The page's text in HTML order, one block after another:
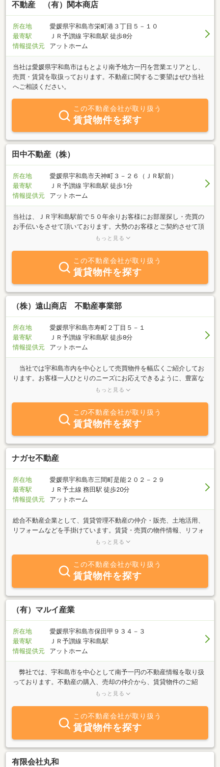
日々尽力しております。不動産のことなら「サンダイ不動産」にお
任せください。ご相談は無料ですので、お気軽にご相談ください！
メール、ライン、webカメラでも対応いたします！営業時間：10:00
～17:30定休日：日・祝（事前にご連絡頂ければ日・祝でも対応いた
します。）
不動産 （有）関本商店
所在地
愛媛県宇和島市栄町港３丁目５－１０
最寄駅
ＪＲ予讃線 宇和島駅 徒歩8分
情報提供元
アットホーム
当社は愛媛県宇和島市はもとより南予地方一円を営業エリアとし、
売買・賃貸を取扱っております。不動産に関するご要望はぜひ当社
へご相談ください。
この不動産会社が取り扱う
賃貸物件を探す
田中不動産（株）
所在地
愛媛県宇和島市天神町３－２６（ＪＲ駅前）
最寄駅
ＪＲ予讃線 宇和島駅 徒歩1分
情報提供元
アットホーム
当社は、ＪＲ宇和島駅前で５０年余りお客様にお部屋探し・売買の
お手伝いをさせて頂いております。大勢のお客様とご契約させて頂
いてきた体験に基づき、親切、丁寧なスタッフが住宅をご紹介させ
よう心掛けておりますので、ご遠慮なくお気軽にご相談下さい。
もっと見る
この不動産会社が取り扱う
賃貸物件を探す
（株）遠山商店 不動産事業部
所在地
愛媛県宇和島市寿町２丁目５－１
最寄駅
ＪＲ予讃線 宇和島駅 徒歩8分
情報提供元
アットホーム
当社では宇和島市内を中心として売買物件を幅広くご紹介してお
ります。お客様一人ひとりのニーズにお応えできるように、豊富な
物件情報をご提供！住まい探しをトータルでサポート致します。不
をお探しのお客様は自社サイト（https://www.tyf.jp/）をご覧くださ
もっと見る
この不動産会社が取り扱う
賃貸物件を探す
ナガセ不動産
所在地
愛媛県宇和島市三間町是能２０２－２９
最寄駅
ＪＲ予土線 務田駅 徒歩20分
情報提供元
アットホーム
総合不動産企業として、賃貸管理不動産の仲介・販売、土地活用、
リフォームなどを手掛けています。賃貸・売買の物件情報、リフォ
ームや管理についてなど、不動産に関することなどお気軽にご相談
もっと見る
この不動産会社が取り扱う
賃貸物件を探す
（有）マルイ産業
所在地
愛媛県宇和島市保田甲９３４－３
最寄駅
ＪＲ予讃線 宇和島駅
情報提供元
アットホーム
弊社では、宇和島市を中心として南予一円の不動産情報を取り扱
っております。不動産の購入、売却の仲介から、賃貸物件のご紹
介、遊休地の有効活用などのご提案まで、住まいのことならお気軽
す。田舎暮らしをご希望されるお客さまをサポートとしておりま
もっと見る
この不動産会社が取り扱う
賃貸物件を探す
有限会社丸和